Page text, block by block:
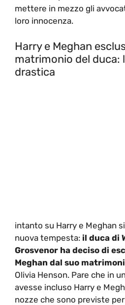
mettere in mezzo gli
loro innocenza.
Harry e Meghan
matrimonio del duca:
drastica
intanto su Harry e Meghan
nuova tempesta: il duca di
Grosvenor ha deciso di
Meghan dal suo
Olivia Henson. Pare che in
avesse incluso Harry e
nozze che sono previste